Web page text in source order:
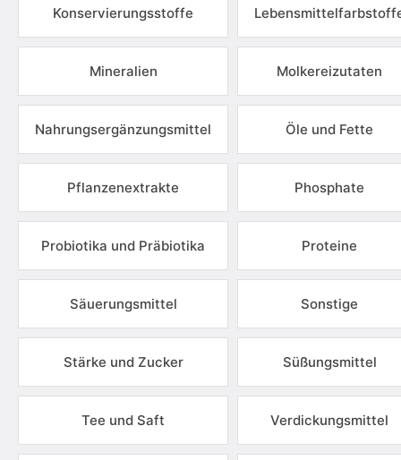
Konservierungsstoffe
Mineralien Molkereizutaten
Nahrungsergänzungsmittel Öle und Fette
Pflanzenextrakte Phosphate
Probiotika und Präbiotika Proteine
Säuerungsmittel Sonstige
Stärke und Zucker Süßungsmittel
Tee und Saft Verdickungsmittel